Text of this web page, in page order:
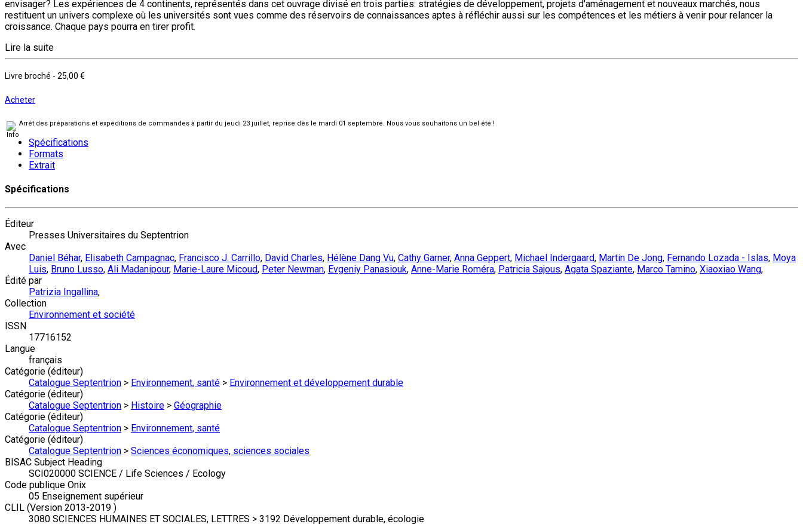
envisager? Les expériences de 4 continents, représentés dans cet ouvrage divisé en trois parties: stratégies de développement, projets d'aménagement et nouveaux marchés, nous
restituent un univers complexe où les universités sont vues comme des réservoirs de connaissances aptes à réfléchir aussi sur les compétences et les métiers à venir pour relancer la
croissance. Chaque pays pourra en tirer profit.
Lire la suite
Livre broché - 25,00 €
Acheter
Arrêt des préparations et expéditions de commandes à partir du jeudi 23 juillet, reprise dès le mardi 01 septembre. Nous vous souhaitons un bel été !
Spécifications
Formats
Extrait
Spécifications
Éditeur
Presses Universitaires du Septentrion
Avec
Daniel Béhar, Elisabeth Campagnac, Francisco J. Carrillo, David Charles, Hélène Dang Vu, Cathy Garner, Anna Geppert, Michael Indergaard, Martin De Jong, Fernando Lozada - Islas, Moya
Luis, Bruno Lusso, Ali Madanipour, Marie-Laure Micoud, Peter Newman, Evgeniy Panasiouk, Anne-Marie Roméra, Patricia Sajous, Agata Spaziante, Marco Tamino, Xiaoxiao Wang,
Édité par
Patrizia Ingallina,
Collection
Environnement et société
ISSN
17716152
Langue
français
Catégorie (éditeur)
Catalogue Septentrion > Environnement, santé > Environnement et développement durable
Catégorie (éditeur)
Catalogue Septentrion > Histoire > Géographie
Catégorie (éditeur)
Catalogue Septentrion > Environnement, santé
Catégorie (éditeur)
Catalogue Septentrion > Sciences économiques, sciences sociales
BISAC Subject Heading
SCI020000 SCIENCE / Life Sciences / Ecology
Code publique Onix
05 Enseignement supérieur
CLIL (Version 2013-2019 )
3080 SCIENCES HUMAINES ET SOCIALES, LETTRES > 3192 Développement durable, écologie